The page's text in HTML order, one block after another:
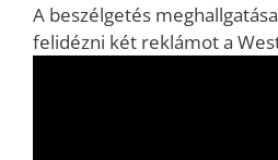
A beszélgetés
felidézni két reklámot a